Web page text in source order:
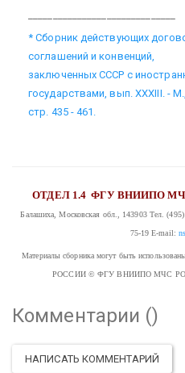
* Сборник действующих
соглашений и конвенций,
заключенных СССР с
государствами, вып. XXXIII. -
стр. 435 - 461.
ОТДЕЛ 1.4ФГУ ВНИИПО
Балашиха, Московская обл., 143903Тел.
75-19 E-mail:
Материалы сборника могут быть
РОССИИ© ФГУ ВНИИПО МЧС
Комментарии ()
НАПИСАТЬ КОММЕНТАРИЙ